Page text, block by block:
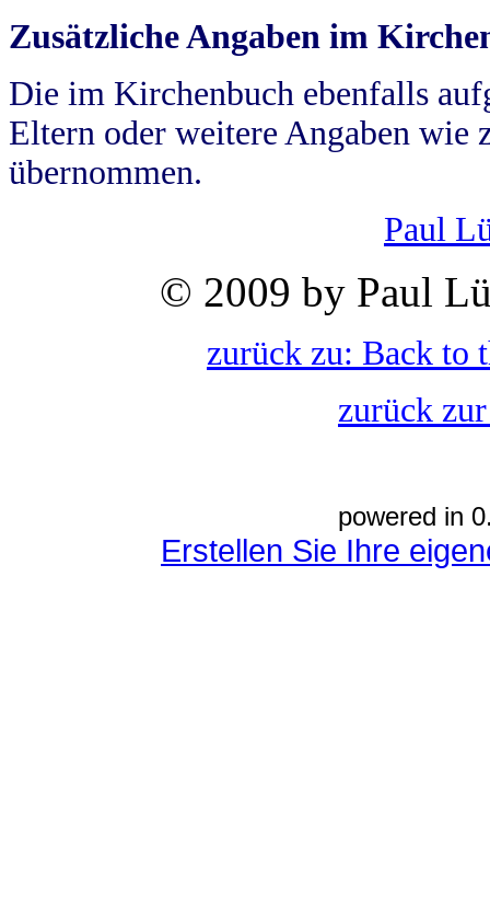
Zusätzliche Angaben im
Die im Kirchenbuch ebenfalls
Eltern oder weitere Angaben wie
übernommen.
Paul
© 2009 by Paul
zurück zu: Back to
zurück
powered in
Erstellen Sie Ihre